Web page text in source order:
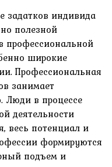
задатков индивида
полезной
профессиональной
широкие
Профессиональная
занимает
Люди в процессе
деятельности
весь потенциал и
формируются
подъем и